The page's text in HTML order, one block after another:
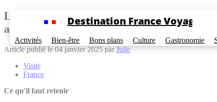
Destination France Voyage
Activités Bien-être Bons plans Culture Gastronomie
Les 5 villes françaises à visiter
absolument en 2025
Article publié le 04 janvier 2025 parJulie
Visite
France
Ce qu'il faut retenir